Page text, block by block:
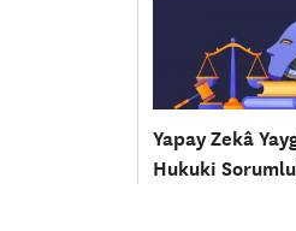
Yapay Zekâ
Hukuki